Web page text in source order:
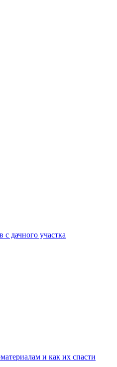
с дачного участка
и как их спасти